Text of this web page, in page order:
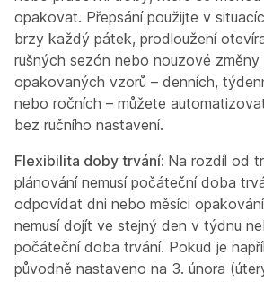
opakovat. Přepsání použijte v
brzy každý pátek, prodloužení
rušných sezón nebo nouzové změny
opakovaných vzorů – denních,
nebo ročních – můžete
bez ručního nastavení.
Flexibilita doby trvání: Na rozdíl od
plánování nemusí počáteční doba
odpovídat dni nebo měsíci
nemusí dojít ve stejný den v týdnu
počáteční doba trvání. Pokud je
původně nastaveno na 3. února